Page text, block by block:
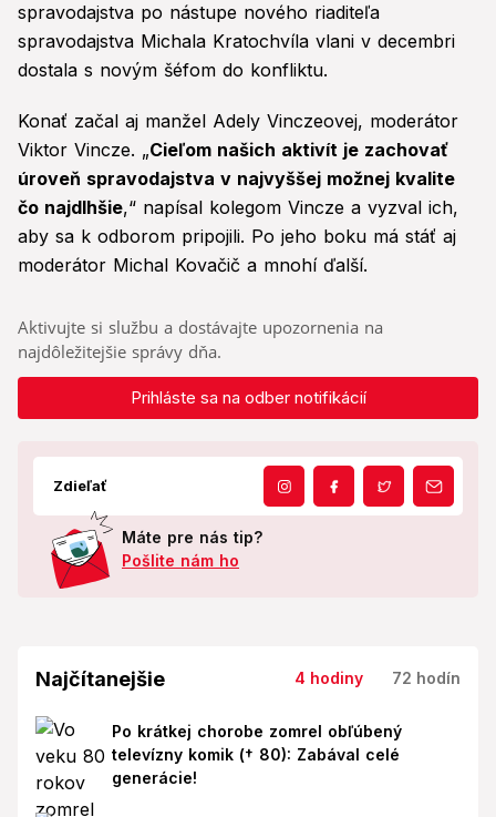
spravodajstva po nástupe nového riaditeľa
spravodajstva Michala Kratochvíla vlani v decembri
dostala s novým šéfom do konfliktu.
Konať začal aj manžel Adely Vinczeovej, moderátor
Viktor Vincze. „Cieľom našich aktivít je zachovať
úroveň spravodajstva v najvyššej možnej kvalite
čo najdlhšie,“ napísal kolegom Vincze a vyzval ich,
aby sa k odborom pripojili. Po jeho boku má stáť aj
moderátor Michal Kovačič a mnohí ďalší.
Aktivujte si službu a dostávajte upozornenia na
najdôležitejšie správy dňa.
Prihláste sa na odber notifikácií
Zdieľať
Máte pre nás tip?
Pošlite nám ho
Najčítanejšie 4 hodiny 72 hodín
Po krátkej chorobe zomrel obľúbený
televízny komik († 80): Zabával celé
generácie!